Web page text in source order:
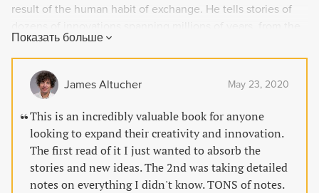
result of the human habit of exchange. He tells stories of
steam engine to artificial intelligence, and how they
succeeded or failed. A fascinating read that reveals the
nuances of a crucial aspect of our modern age.
Показать больше
James Altucher May 23, 2020
This is an incredibly valuable book for anyone
looking to expand their creativity and innovation.
The first read of it I just wanted to absorb the
stories and new ideas. The 2nd was taking detailed
notes on everything I didn't know. TONS of notes.